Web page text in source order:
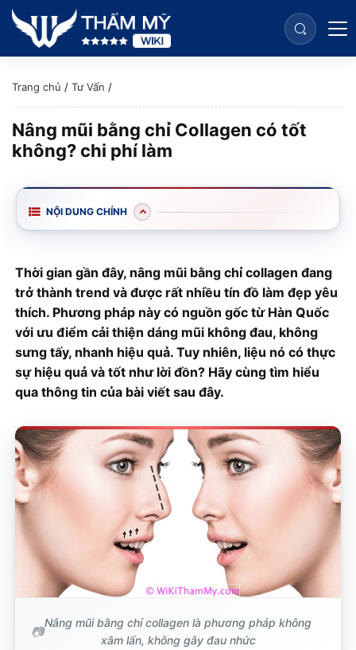
Trang chủ / Tư Vấn /
Nâng mũi bằng chỉ Collagen có tốt
không? chi phí làm
NỘI DUNG CHÍNH
Thời gian gần đây, nâng mũi bằng chỉ collagen đang
trở thành trend và được rất nhiều tín đồ làm đẹp yêu
thích. Phương pháp này có nguồn gốc từ Hàn Quốc
với ưu điểm cải thiện dáng mũi không đau, không
sưng tấy, nhanh hiệu quả. Tuy nhiên, liệu nó có thực
sự hiệu quả và tốt như lời đồn? Hãy cùng tìm hiểu
qua thông tin của bài viết sau đây.
Nâng mũi bằng chỉ collagen là phương pháp không
xâm lấn, không gây đau nhức